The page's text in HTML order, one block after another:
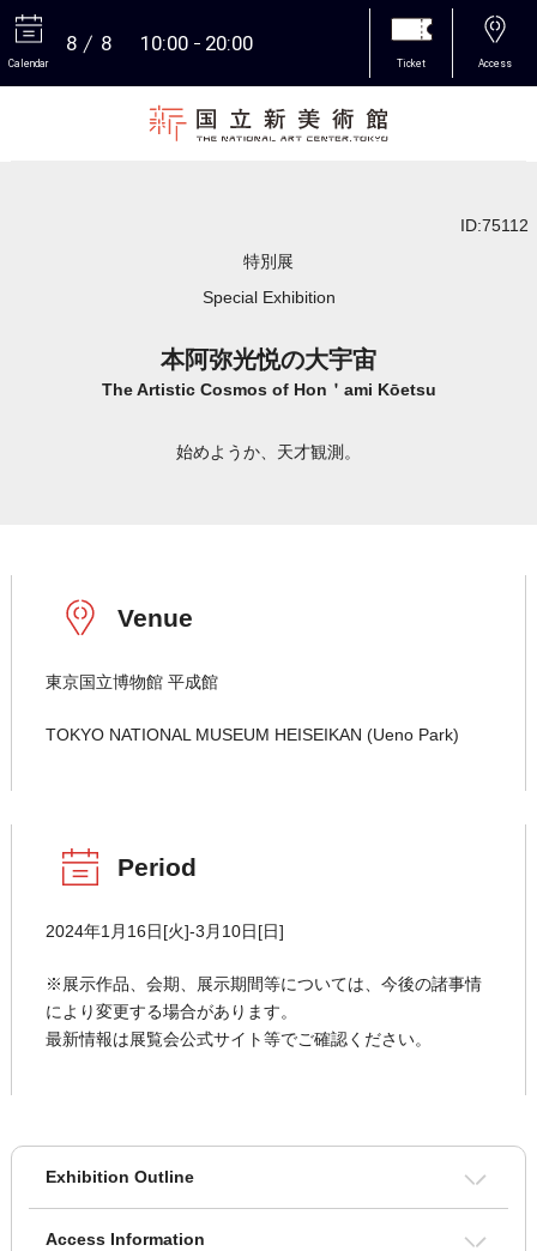
Calendar
8 8 10:00 20:00
Ticket Access
ID:75112
特別展
Special Exhibition
本阿弥光悦の大宇宙
The Artistic Cosmos of Hon＇ami Kōetsu
始めようか、天才観測。
Venue
東京国立博物館 平成館
TOKYO NATIONAL MUSEUM HEISEIKAN (Ueno Park)
Period
2024年1月16日[火]-3月10日[日]
※展示作品、会期、展示期間等については、今後の諸事情
により変更する場合があります。
最新情報は展覧会公式サイト等でご確認ください。
Exhibition Outline
Access Information